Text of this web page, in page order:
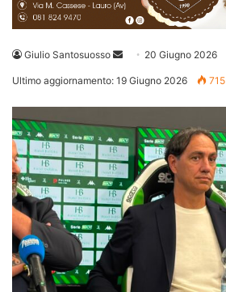
Giulio Santosuosso
Invia 20 Giugno 2026
Ultimo aggiornamento: 19 Giugno 2026 715